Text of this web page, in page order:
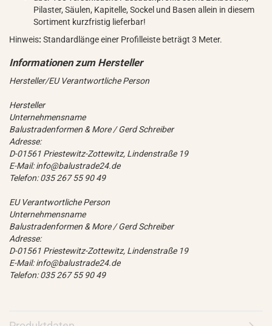
Pilaster, Säulen, Kapitelle, Sockel und Basen allein in diesem
Sortiment kurzfristig lieferbar!
Hinweis: Standardlänge einer Profilleiste beträgt 3 Meter.
Hersteller/EU Verantwortliche Person
Hersteller
Unternehmensname
Balustradenformen & More / Gerd Schreiber
Adresse:
D-01561 Priestewitz-Zottewitz, Lindenstraße 19
E-Mail: info@balustrade24.de
Telefon: 035 267 55 90 49
EU Verantwortliche Person
Unternehmensname
Balustradenformen & More / Gerd Schreiber
Adresse:
D-01561 Priestewitz-Zottewitz, Lindenstraße 19
E-Mail: info@balustrade24.de
Telefon: 035 267 55 90 49